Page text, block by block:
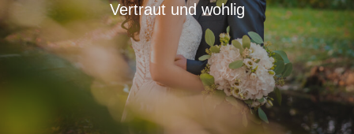
Vertraut und wohlig